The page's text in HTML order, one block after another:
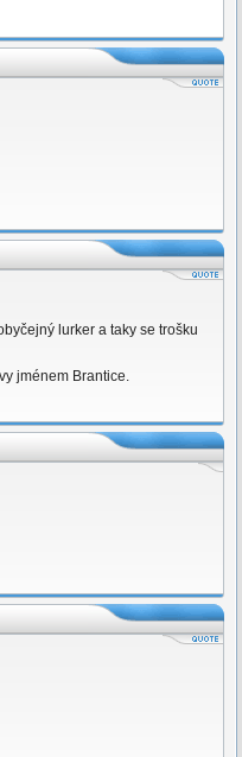
lurker a taky se trošku
jménem Brantice.